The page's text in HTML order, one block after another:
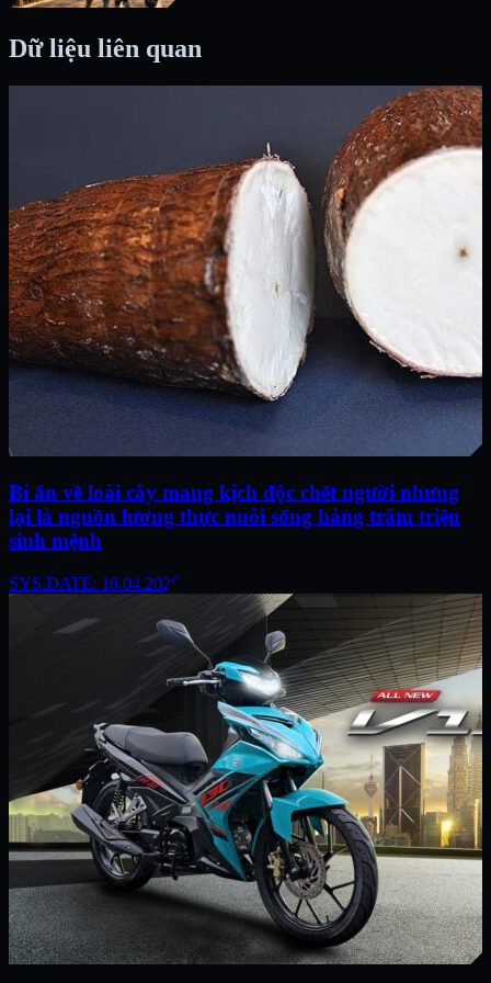
Dữ liệu liên quan
Bí ẩn về loài cây mang kịch độc chết người nhưng
lại là nguồn lương thực nuôi sống hàng trăm triệu
sinh mệnh
SYS.DATE: 16.04.2026